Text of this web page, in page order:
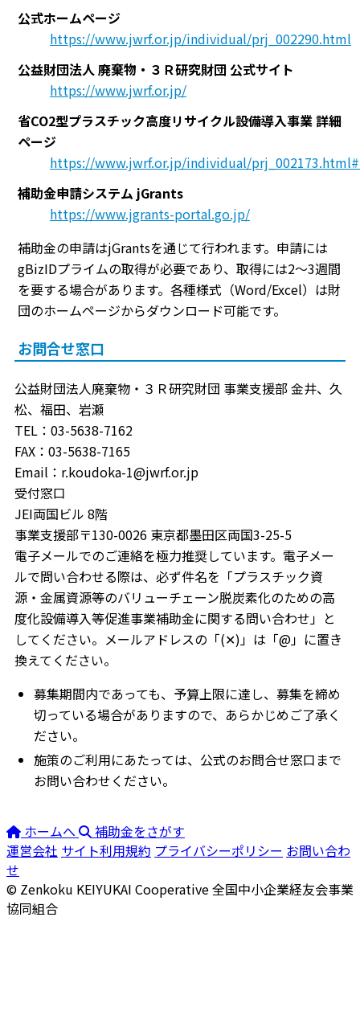
公式ホームページ
https://www.jwrf.or.jp/individual/prj_002290.html
公益財団法人 廃棄物・３Ｒ研究財団 公式サイト
https://www.jwrf.or.jp/
省CO2型プラスチック高度リサイクル設備導入事業 詳細
ページ
https://www.jwrf.or.jp/individual/
補助金申請システム jGrants
https://www.jgrants-portal.go.jp/
補助金の申請はjGrantsを通じて行われます。申請には
gBizIDプライムの取得が必要であり、取得には2〜3週間
を要する場合があります。各種様式（Word/Excel）は財
団のホームページからダウンロード可能です。
お問合せ窓口
公益財団法人廃棄物・３Ｒ研究財団 事業支援部 金井、久
松、福田、岩瀬
TEL：03-5638-7162
FAX：03-5638-7165
Email：r.koudoka-1@jwrf.or.jp
受付窓口
JEI両国ビル 8階
事業支援部〒130-0026 東京都墨田区両国3-25-5
電子メールでのご連絡を極力推奨しています。電子メー
ルで問い合わせる際は、必ず件名を「プラスチック資
源・金属資源等のバリューチェーン脱炭素化のための高
度化設備導入等促進事業補助金に関する問い合わせ」と
してください。メールアドレスの「(✕)」は「@」に置き
換えてください。
募集期間内であっても、予算上限に達し、募集を締め
切っている場合がありますので、あらかじめご了承く
ださい。
施策のご利用にあたっては、公式のお問合せ窓口まで
お問い合わせください。
ホームへ
補助金をさがす
運営会社 サイト利用規約 プライバシーポリシー お問い合わ
せ
© Zenkoku KEIYUKAI Cooperative全国中小企業経友会事業
協同組合